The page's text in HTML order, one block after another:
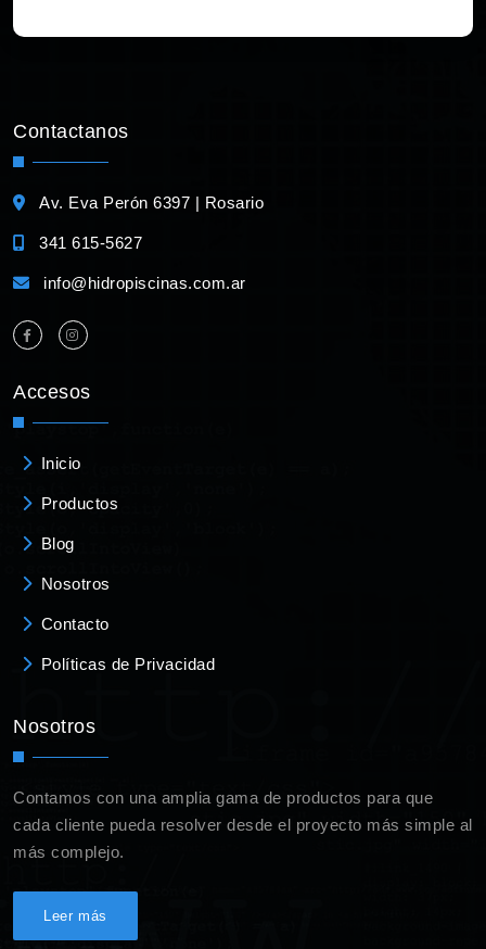
Contactanos
Av. Eva Perón 6397 | Rosario
341 615-5627
info@hidropiscinas.com.ar
Accesos
Inicio
Productos
Blog
Nosotros
Contacto
Políticas de Privacidad
Nosotros
Contamos con una amplia gama de productos para que
cada cliente pueda resolver desde el proyecto más simple al
más complejo.
Leer más